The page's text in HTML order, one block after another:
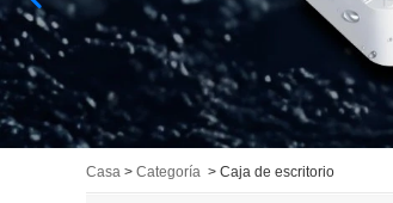
Casa > Categoría > Caja de escritorio